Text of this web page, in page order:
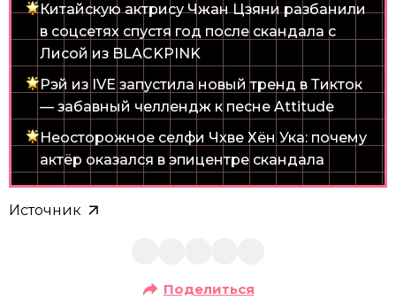
Китайскую актрису Чжан Цзяни разбанили
в соцсетях спустя год после скандала с
Лисой из BLACKPINK
Рэй из IVE запустила новый тренд в Тикток
— забавный челлендж к песне Attitude
Неосторожное селфи Чхве Хён Ука: почему
актёр оказался в эпицентре скандала
Источник
Поделиться